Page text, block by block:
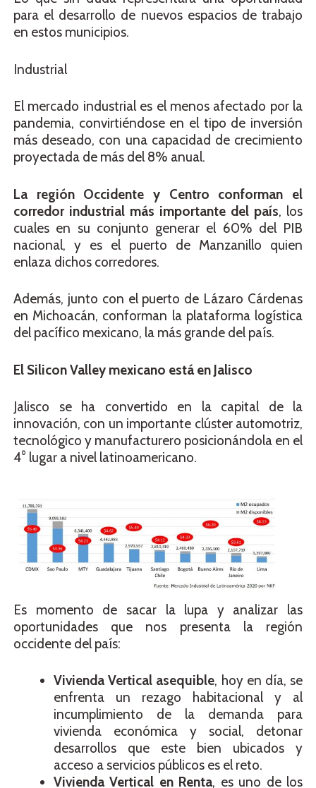
para el desarrollo de nuevos espacios de trabajo
en estos municipios.
Industrial
El mercado industrial es el menos afectado por la
pandemia, convirtiéndose en el tipo de inversión
más deseado, con una capacidad de crecimiento
proyectada de más del 8% anual.
La región Occidente y Centro conforman el
corredor industrial más importante del país, los
cuales en su conjunto generar el 60% del PIB
nacional, y es el puerto de Manzanillo quien
enlaza dichos corredores.
Además, junto con el puerto de Lázaro Cárdenas
en Michoacán, conforman la plataforma logística
del pacífico mexicano, la más grande del país.
El Silicon Valley mexicano está en Jalisco
Jalisco se ha convertido en la capital de la
innovación, con un importante clúster automotriz,
tecnológico y manufacturero posicionándola en el
4° lugar a nivel latinoamericano.
Es momento de sacar la lupa y analizar las
oportunidades que nos presenta la región
occidente del país:
Vivienda Vertical asequible, hoy en día, se
enfrenta un rezago habitacional y al
incumplimiento de la demanda para
vivienda económica y social, detonar
desarrollos que este bien ubicados y
acceso a servicios públicos es el reto.
Vivienda Vertical en Renta, es uno de los